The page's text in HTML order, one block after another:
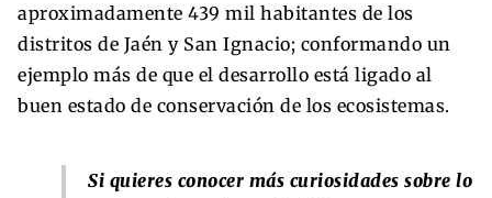
aproximadamente 439 mil habitantes de los
distritos de Jaén y San Ignacio; conformando un
ejemplo más de que el desarrollo está ligado al
buen estado de conservación de los ecosistemas.
Si quieres conocer más curiosidades sobre lo